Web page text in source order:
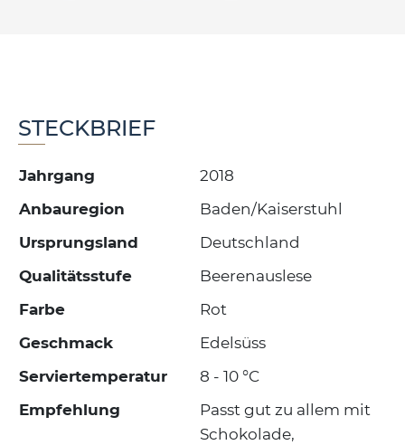
STECKBRIEF
Jahrgang
2018
Anbauregion
Baden/Kaiserstuhl
Ursprungsland
Deutschland
Qualitätsstufe
Beerenauslese
Farbe
Rot
Geschmack
Edelsüss
Serviertemperatur
8 - 10 °C
Empfehlung
Passt gut zu allem mit
Schokolade,